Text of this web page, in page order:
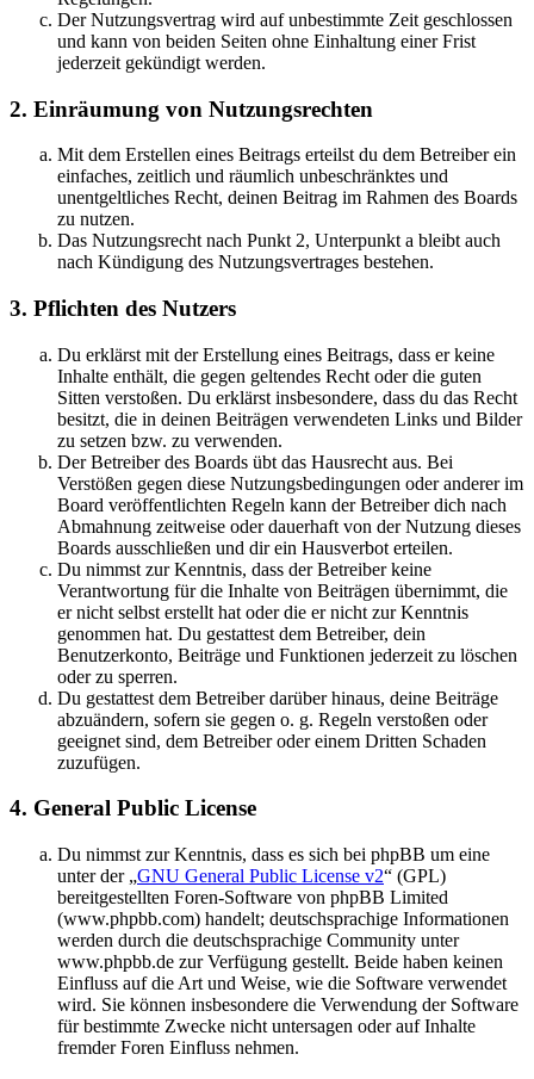
Der Nutzungsvertrag wird auf unbestimmte Zeit geschlossen
und kann von beiden Seiten ohne Einhaltung einer Frist
jederzeit gekündigt werden.
2. Einräumung von Nutzungsrechten
Mit dem Erstellen eines Beitrags erteilst du dem Betreiber ein
einfaches, zeitlich und räumlich unbeschränktes und
unentgeltliches Recht, deinen Beitrag im Rahmen des Boards
zu nutzen.
Das Nutzungsrecht nach Punkt 2, Unterpunkt a bleibt auch
nach Kündigung des Nutzungsvertrages bestehen.
3. Pflichten des Nutzers
Du erklärst mit der Erstellung eines Beitrags, dass er keine
Inhalte enthält, die gegen geltendes Recht oder die guten
Sitten verstoßen. Du erklärst insbesondere, dass du das Recht
besitzt, die in deinen Beiträgen verwendeten Links und Bilder
zu setzen bzw. zu verwenden.
Der Betreiber des Boards übt das Hausrecht aus. Bei
Verstößen gegen diese Nutzungsbedingungen oder anderer im
Board veröffentlichten Regeln kann der Betreiber dich nach
Abmahnung zeitweise oder dauerhaft von der Nutzung dieses
Boards ausschließen und dir ein Hausverbot erteilen.
Du nimmst zur Kenntnis, dass der Betreiber keine
Verantwortung für die Inhalte von Beiträgen übernimmt, die
er nicht selbst erstellt hat oder die er nicht zur Kenntnis
genommen hat. Du gestattest dem Betreiber, dein
Benutzerkonto, Beiträge und Funktionen jederzeit zu löschen
oder zu sperren.
Du gestattest dem Betreiber darüber hinaus, deine Beiträge
abzuändern, sofern sie gegen o. g. Regeln verstoßen oder
geeignet sind, dem Betreiber oder einem Dritten Schaden
zuzufügen.
4. General Public License
Du nimmst zur Kenntnis, dass es sich bei phpBB um eine
unter der „GNU General Public License v2“ (GPL)
bereitgestellten Foren-Software von phpBB Limited
(www.phpbb.com) handelt; deutschsprachige Informationen
werden durch die deutschsprachige Community unter
www.phpbb.de zur Verfügung gestellt. Beide haben keinen
Einfluss auf die Art und Weise, wie die Software verwendet
wird. Sie können insbesondere die Verwendung der Software
für bestimmte Zwecke nicht untersagen oder auf Inhalte
fremder Foren Einfluss nehmen.